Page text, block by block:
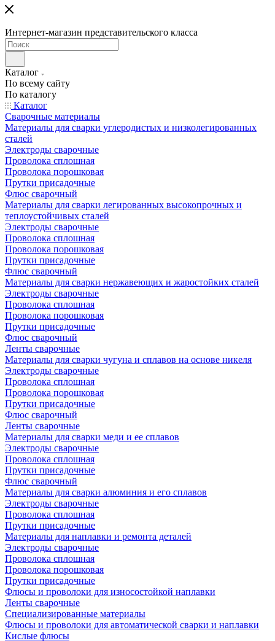
Интернет-магазин представительского класса
Каталог
По всему сайту
По каталогу
Каталог
Сварочные материалы
Материалы для сварки углеродистых и низколегированных
сталей
Электроды сварочные
Проволока сплошная
Проволока порошковая
Прутки присадочные
Флюс сварочный
Материалы для сварки легированных высокопрочных и
теплоустойчивых сталей
Электроды сварочные
Проволока сплошная
Проволока порошковая
Прутки присадочные
Флюс сварочный
Материалы для сварки нержавеющих и жаростойких сталей
Электроды сварочные
Проволока сплошная
Проволока порошковая
Прутки присадочные
Флюс сварочный
Ленты сварочные
Материалы для сварки чугуна и сплавов на основе никеля
Электроды сварочные
Проволока сплошная
Проволока порошковая
Прутки присадочные
Флюс сварочный
Ленты сварочные
Материалы для сварки меди и ее сплавов
Электроды сварочные
Проволока сплошная
Прутки присадочные
Флюс сварочный
Материалы для сварки алюминия и его сплавов
Электроды сварочные
Проволока сплошная
Прутки присадочные
Материалы для наплавки и ремонта деталей
Электроды сварочные
Проволока сплошная
Проволока порошковая
Прутки присадочные
Флюсы и проволоки для износостойкой наплавки
Ленты сварочные
Специализированные материалы
Флюсы и проволоки для автоматической сварки и наплавки
Кислые флюсы